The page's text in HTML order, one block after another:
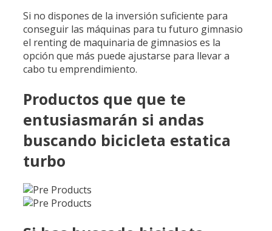
Si no dispones de la inversión suficiente para
conseguir las máquinas para tu futuro gimnasio
el renting de maquinaria de gimnasios es la
opción que más puede ajustarse para llevar a
cabo tu emprendimiento.
Productos que que te
entusiasmarán si andas
buscando bicicleta estatica
turbo